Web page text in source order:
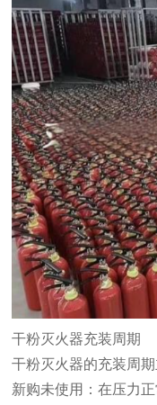
干粉灭火器充装周期
干粉灭火器的充装周
新购未使用‌：在压力